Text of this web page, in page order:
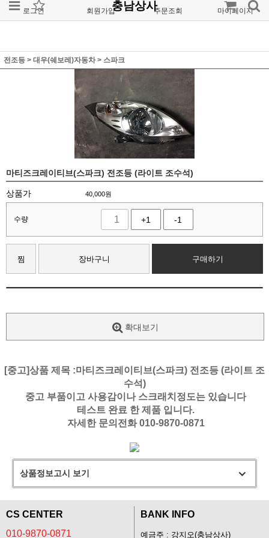
로그인 회원가입 주문조회 마이페이지
충남상사
전조등 > 대우(쉐보레)자동차> 스파크
마티즈크레이티브(스파크) 전조등 (라이트 조수석)
상품가 40,000원
수량 +1 -1
찜 장바구니 구매하기
확대보기
[중고]상품 제목 :마티즈크레이티브(스파크) 전조등 (라이트 조
수석)
중고 부품이고 사용감이나 스크래치정도는 있습니다
테스트 완료 한 제품 입니다.
자세한 문의전화 010-9870-0871
상품정보고시 보기
CS CENTER
010-9870-0871
BANK INFO
예금주 : 강지오(충남상사)